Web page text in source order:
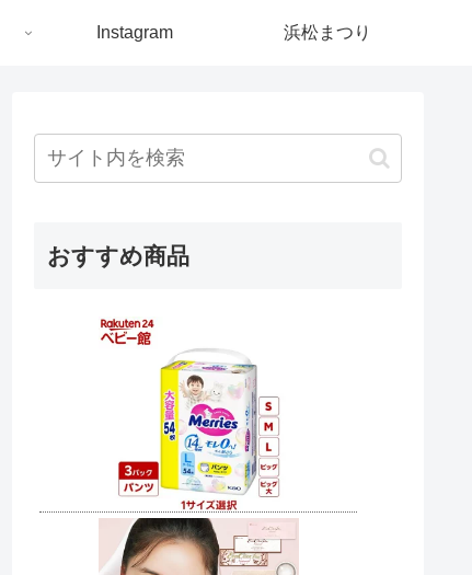
Instagram 浜松まつり
おすすめ商品